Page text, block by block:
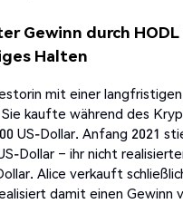
Gewinn durch
Halten
mit einer langfristigen
Sie kaufte während des
US-Dollar. Anfang 2021
Dollar – ihr nicht
Alice verkauft
damit einen Gewinn